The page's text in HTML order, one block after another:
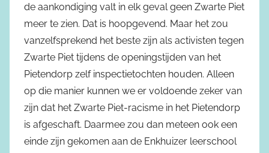
de aankondiging valt in elk geval geen Zwarte Piet
meer te zien. Dat is hoopgevend. Maar het zou
vanzelfsprekend het beste zijn als activisten tegen
Zwarte Piet tijdens de openingstijden van het
Pietendorp zelf inspectietochten houden. Alleen
op die manier kunnen we er voldoende zeker van
zijn dat het Zwarte Piet-racisme in het Pietendorp
is afgeschaft. Daarmee zou dan meteen ook een
einde zijn gekomen aan de Enkhuizer leerschool